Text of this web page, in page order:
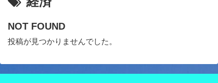
NOT FOUND
投稿が見つかりませんでした。